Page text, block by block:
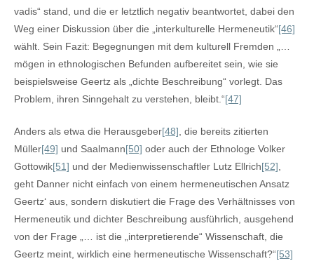
vadis“ stand, und die er letztlich negativ beantwortet, dabei den
Weg einer Diskussion über die „interkulturelle Hermeneutik“[46]
wählt. Sein Fazit: Begegnungen mit dem kulturell Fremden „…
mögen in ethnologischen Befunden aufbereitet sein, wie sie
beispielsweise Geertz als „dichte Beschreibung“ vorlegt. Das
Problem, ihren Sinngehalt zu verstehen, bleibt.“[47]
Anders als etwa die Herausgeber[48], die bereits zitierten
Müller[49] und Saalmann[50] oder auch der Ethnologe Volker
Gottowik[51] und der Medienwissenschaftler Lutz Ellrich[52],
geht Danner nicht einfach von einem hermeneutischen Ansatz
Geertz‘ aus, sondern diskutiert die Frage des Verhältnisses von
Hermeneutik und dichter Beschreibung ausführlich, ausgehend
von der Frage „… ist die „interpretierende“ Wissenschaft, die
Geertz meint, wirklich eine hermeneutische Wissenschaft?“[53]